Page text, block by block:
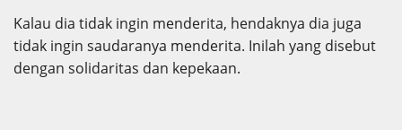
Kalau dia tidak ingin menderita, hendaknya dia juga
tidak ingin saudaranya menderita. Inilah yang disebut
dengan solidaritas dan kepekaan.